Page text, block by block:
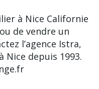
à Nice Californie
de vendre un
l’agence Istra,
depuis 1993.